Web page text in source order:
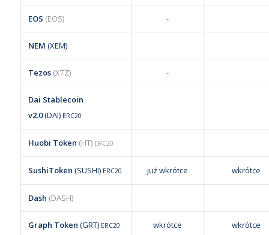
EOS (EOS) -
NEM (XEM)
Tezos(XTZ) -
Dai Stablecoin
v2.0(DAI) ERC20
Huobi Token (HT) ERC20
SushiToken (SUSHI) ERC20 już wkrótce wkrótce
Dash (DASH)
Graph Token (GRT) ERC20 wkrótce wkrótce